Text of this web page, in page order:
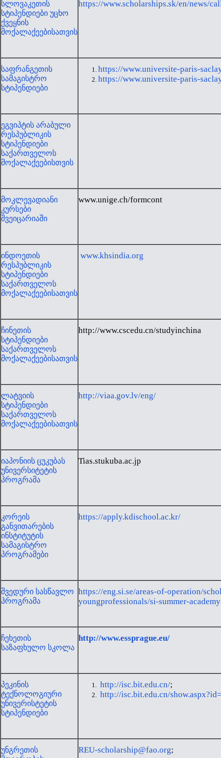
სლოვაკეთის
სტიპენდიები უცხო
ქვეყნის
მოქალაქეებისათვის
https://www.scholarships.sk/en/news/
საფრანგეთის
სამაგისტრო
სტიპენდიები
https://www.universite-paris-
https://www.universite-paris-
ეგვიპტის არაბული
რესპუბლიკის
სტიპენდიები
საქართველოს
მოქალაქეებისთვის
მოკლევადიანი
კურსები
შვეიცარიაში
www.unige.ch/formcont
ინდოეთის
რესპუბლიკის
სტიპენდიები
საქართველოს
მოქალაქეებისათვის
www.khsindia.org
ჩინეთის
სტიპენდიები
საქართველოს
მოქალაქეებისათვის
http://www.cscedu.cn/studyinchina
ლატვიის
სტიპენდიები
საქართველოს
მოქალაქეებისათვის
http://viaa.gov.lv/eng/
იაპონიის ცუკუბას
უნივერსიტეტის
პროგრამა
Tias.stukuba.ac.jp
კორეის
განვითარების
ინსტიტუტის
სამაგისტრო
პროგრამები
https://apply.kdischool.ac.kr/
შვედური სასწავლო
პროგრამა
https://eng.si.se/areas-of-operation/
youngprofessionals/si-summer-
ჩეხეთის
საზაფხულო სკოლა
http://www.essprague.eu/
პეკინის
ტექნოლოგიური
უნივერისტეტის
სტიპენდიები
http://isc.bit.edu.cn/;
http://isc.bit.edu.cn/
უნგრეთის
REU-scholarship@fao.org;